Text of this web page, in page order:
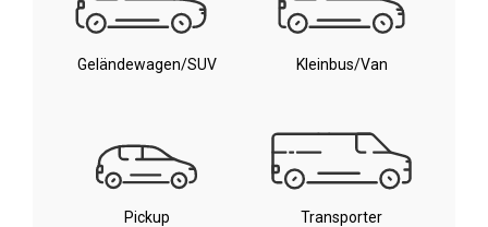
Geländewagen/SUV Kleinbus/Van
Pickup Transporter